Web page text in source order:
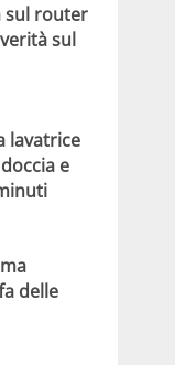
sul router
sul
lavatrice
e
delle